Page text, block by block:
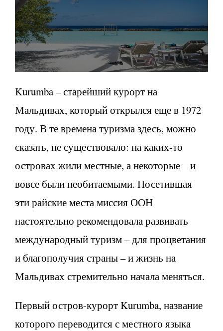
Kurumba – старейший курорт на
Мальдивах, который открылся еще в 1972
году. В те времена туризма здесь, можно
сказать, не существовало: на каких-то
островах жили местные, а некоторые – и
вовсе были необитаемыми. Посетившая
эти райские места миссия ООН
настоятельно рекомендовала развивать
международный туризм – для процветания
и благополучия страны – и жизнь на
Мальдивах стремительно начала меняться.
Первый остров-курорт Kurumba, название
которого переводится с местного языка